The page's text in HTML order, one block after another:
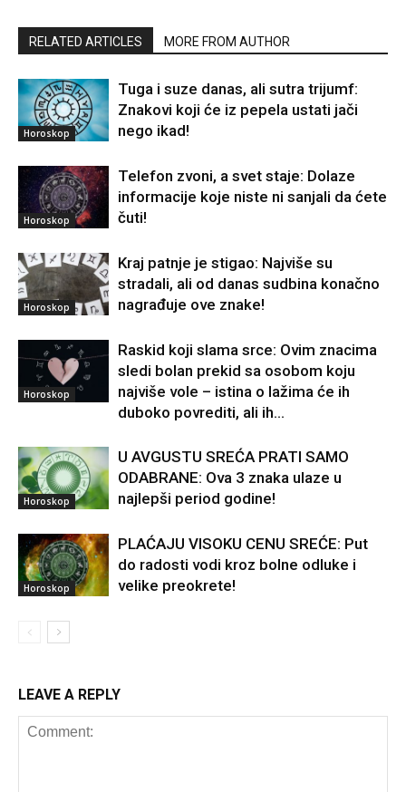
RELATED ARTICLES MORE FROM AUTHOR
Horoskop
Tuga i suze danas, ali sutra trijumf:
Znakovi koji će iz pepela ustati jači
nego ikad!
Horoskop
Telefon zvoni, a svet staje: Dolaze
informacije koje niste ni sanjali da ćete
čuti!
Horoskop
Kraj patnje je stigao: Najviše su
stradali, ali od danas sudbina konačno
nagrađuje ove znake!
Horoskop
Raskid koji slama srce: Ovim znacima
sledi bolan prekid sa osobom koju
najviše vole – istina o lažima će ih
duboko povrediti, ali ih...
Horoskop
U AVGUSTU SREĆA PRATI SAMO
ODABRANE: Ova 3 znaka ulaze u
najlepši period godine!
Horoskop
PLAĆAJU VISOKU CENU SREĆE: Put
do radosti vodi kroz bolne odluke i
velike preokrete!
LEAVE A REPLY